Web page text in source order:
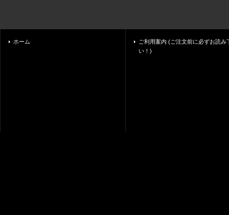
ホーム
ご利用案内 (ご注文前に必ずお読み
い！)